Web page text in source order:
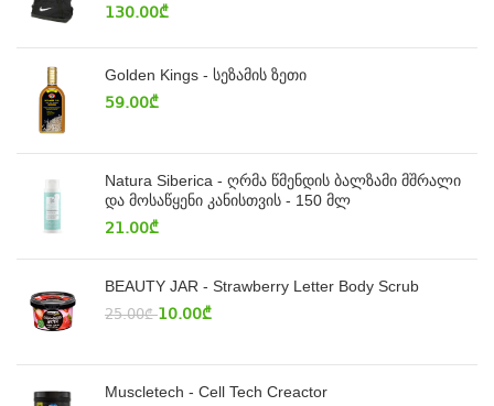
130.00₾
Golden Kings - სეზამის ზეთი
59.00₾
Natura Siberica - ღრმა წმენდის ბალზამი მშრალი
და მოსაწყენი კანისთვის - 150 მლ
21.00₾
BEAUTY JAR - Strawberry Letter Body Scrub
25.00₾ 10.00₾
Muscletech - Cell Tech Creactor